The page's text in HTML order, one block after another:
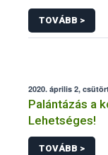
dorée (FD)
TOVÁBB >
2020. április 2,
Palántázás a
Lehetséges!
TOVÁBB >